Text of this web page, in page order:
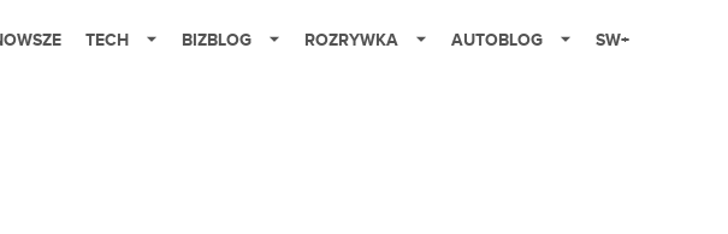
TECH BIZBLOG ROZRYWKA AUTOBLOG SW+